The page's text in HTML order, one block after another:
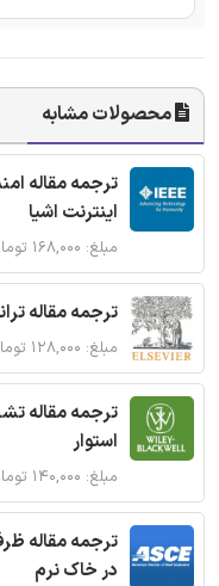
محصولات مشابه
اینترنت اشیا
مبلغ: ۱۶۸,۰۰۰ تومان
ترجمه مقاله
مبلغ: ۱۲۸,۰۰۰ تومان
ترجمه مقاله
استوار
مبلغ: ۱۴۰,۰۰۰ تومان
ترجمه مقاله
در خاک نرم